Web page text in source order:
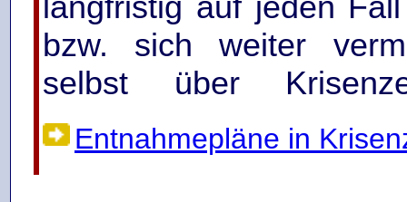
bzw. sich weiter
selbst über
Entnahmepläne in